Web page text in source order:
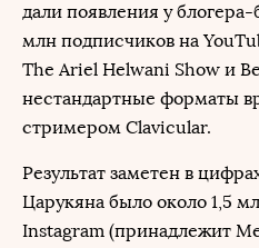
дали появления у
млн подписчиков на
The Ariel Helwani Show и
нестандартные форматы
стримером Clavicular.
Результат заметен в
Царукяна было около 1,5
Instagram (принадлежит